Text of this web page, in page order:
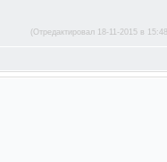
(Отредактировал 18-11-2015 в 15:48